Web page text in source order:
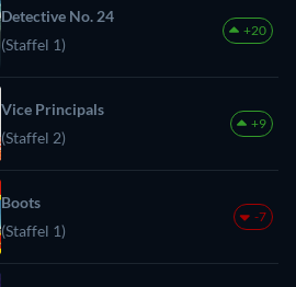
Detective No. 24
(Staffel 1)
+20
Vice Principals
(Staffel 2)
+9
Boots
(Staffel 1)
-7